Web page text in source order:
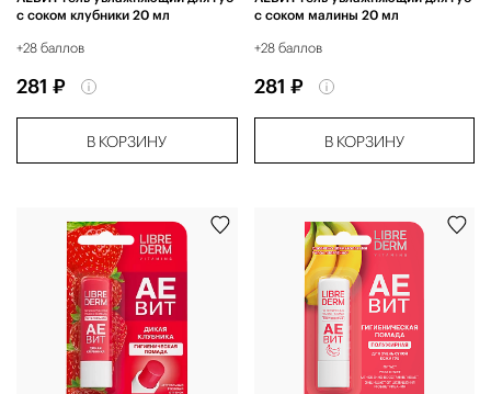
с соком клубники 20 мл
+28 баллов
281 ₽
В КОРЗИНУ
с соком малины 20 мл
+28 баллов
281 ₽
В КОРЗИНУ